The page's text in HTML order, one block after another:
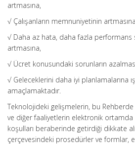
artmasına,
√ Çalışanların memnuniyetinin
√ Daha az hata, daha fazla performans
artmasına,
√ Ücret konusundaki sorunların
√ Geleceklerini daha iyi planlamalarına
amaçlamaktadır.
Teknolojideki gelişmelerin, bu
ve diğer faaliyetlerin elektronik ortamda
koşulları beraberinde getirdiği dikkate
çerçevesindeki prosedürler ve formlar,